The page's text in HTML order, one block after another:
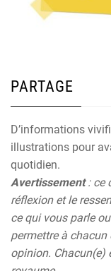
PARTAGE
D’informations
illustrations pour
quotidien.
Avertissement: ce
réflexion et le
ce qui vous parle
permettre à chacun
opinion. Chacun(e)